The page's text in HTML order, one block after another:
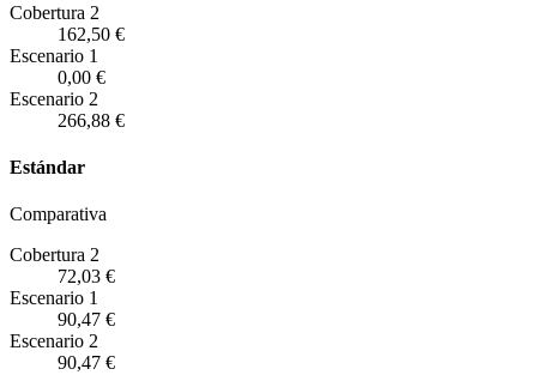
Cobertura 2
162,50 €
Escenario 1
0,00 €
Escenario 2
266,88 €
Estándar
Comparativa
Cobertura 2
72,03 €
Escenario 1
90,47 €
Escenario 2
90,47 €